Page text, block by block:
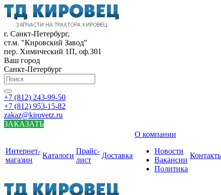
г. Санкт-Петербург,
ст.м. "Кировский Завод"
пер. Химический 1П, оф.301
Ваш город
Санкт-Петербург
+7 (812) 243-99-50
+7 (812) 953-15-82
zakaz@kirovetz.ru
ЗАКАЗАТЬ
Интернет-
магазин
Каталоги
Прайс-
лист
Доставка
О компании
Новости
Вакансии
Политика